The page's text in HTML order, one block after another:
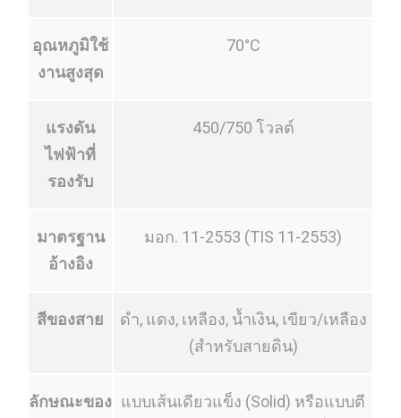
อุณหภูมิใช้
งานสูงสุด
70°C
แรงดัน
ไฟฟ้าที่
รองรับ
450/750 โวลต์
มาตรฐาน
อ้างอิง
มอก. 11-2553 (TIS 11-2553)
สีของสาย
ดำ, แดง, เหลือง, น้ำเงิน, เขียว/เหลือง
(สำหรับสายดิน)
ลักษณะของ แบบเส้นเดียวแข็ง (Solid) หรือแบบตี